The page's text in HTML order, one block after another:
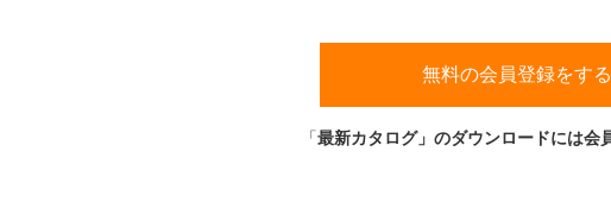
無料の会員登録をする
「最新カタログ」のダウンロードには会